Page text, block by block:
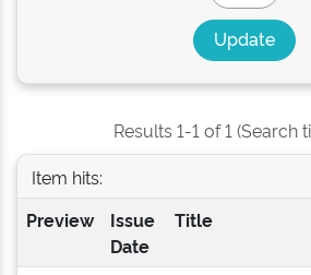
Results 1-1 of 1 (Search
Item hits:
Preview
Issue
Date
Title